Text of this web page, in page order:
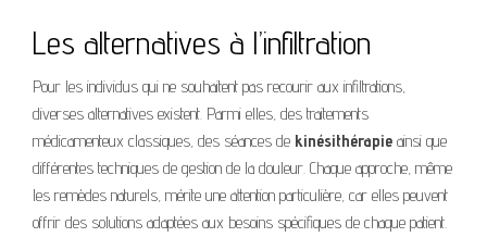
Les alternatives à l’infiltration
Pour les individus qui ne souhaitent pas recourir aux infiltrations,
diverses alternatives existent. Parmi elles, des traitements
médicamenteux classiques, des séances de kinésithérapie ainsi que
différentes techniques de gestion de la douleur. Chaque approche, même
les remèdes naturels, mérite une attention particulière, car elles peuvent
offrir des solutions adaptées aux besoins spécifiques de chaque patient.